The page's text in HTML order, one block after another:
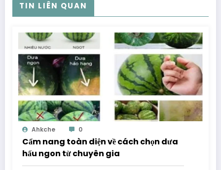
TIN LIÊN QUAN
Ahkche 0
Cẩm nang toàn diện về cách chọn dưa
hấu ngon từ chuyên gia